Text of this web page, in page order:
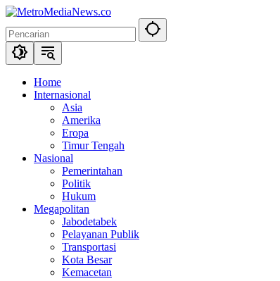
Langsung
konten
Home
Internasional
Asia
Amerika
Eropa
Timur Tengah
Nasional
Pemerintahan
Politik
Hukum
Megapolitan
Jabodetabek
Pelayanan Publik
Transportasi
Kota Besar
Kemacetan